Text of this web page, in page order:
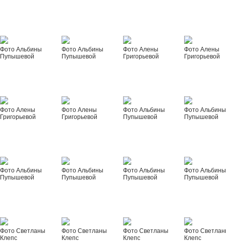
Фото Альбины
Пупышевой
Фото Альбины
Пупышевой
Фото Алены
Григорьевой
Фото Алены
Григорьевой
Фото Алены
Григорьевой
Фото Алены
Григорьевой
Фото Альбины
Пупышевой
Фото Альбины
Пупышевой
Фото Альбины
Пупышевой
Фото Альбины
Пупышевой
Фото Альбины
Пупышевой
Фото Альбины
Пупышевой
Фото Светланы
Клепс
Фото Светланы
Клепс
Фото Светланы
Клепс
Фото
Клепс